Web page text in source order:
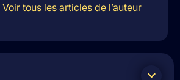
Voir tous les articles de l’auteur